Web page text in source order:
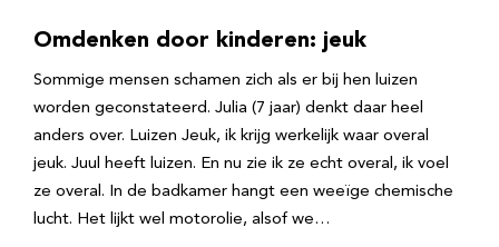
Omdenken door kinderen: jeuk
Sommige mensen schamen zich als er bij hen luizen
worden geconstateerd. Julia (7 jaar) denkt daar heel
anders over. Luizen Jeuk, ik krijg werkelijk waar overal
jeuk. Juul heeft luizen. En nu zie ik ze echt overal, ik voel
ze overal. In de badkamer hangt een weeïge chemische
lucht. Het lijkt wel motorolie, alsof we…